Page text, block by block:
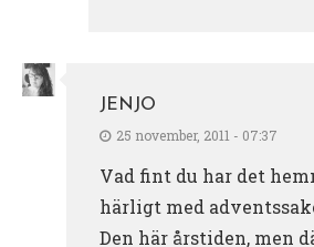
JENJO
25 november, 2011 - 07:37
Vad fint du har det
härligt med
Den här årstiden, men